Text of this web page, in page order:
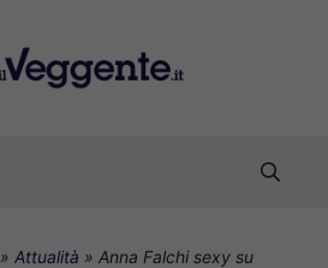
» Attualità » Anna Falchi sexy su